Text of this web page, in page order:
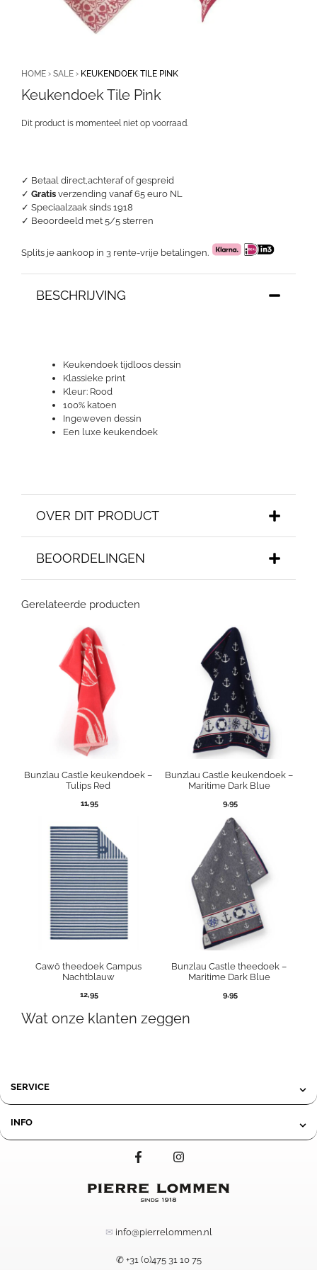
✓ Betaal direct,achteraf of gespreid
✓ Gratis verzending vanaf 65 euro NL
✓ Speciaalzaak sinds 1918
✓ Beoordeeld met 5/5 sterren
Splits je aankoop in 3 rente-vrije betalingen.
HOME › SALE › KEUKENDOEK TILE PINK
Keukendoek Tile Pink
BESCHRIJVING
Keukendoek tijdloos dessin
Klassieke print
Kleur: Rood
100% katoen
Ingeweven dessin
Een luxe keukendoek
OVER DIT PRODUCT
BEOORDELINGEN
Dit product is momenteel niet op voorraad.
Gerelateerde producten
Bunzlau Castle keukendoek –
Tulips Red
11,95
Bunzlau Castle keukendoek –
Maritime Dark Blue
9,95
Cawö theedoek Campus
Nachtblauw
12,95
Bunzlau Castle theedoek –
Maritime Dark Blue
9,95
Wat onze klanten zeggen
SERVICE
INFO
✉ info@pierrelommen.nl
✆ +31 (0)475 31 10 75